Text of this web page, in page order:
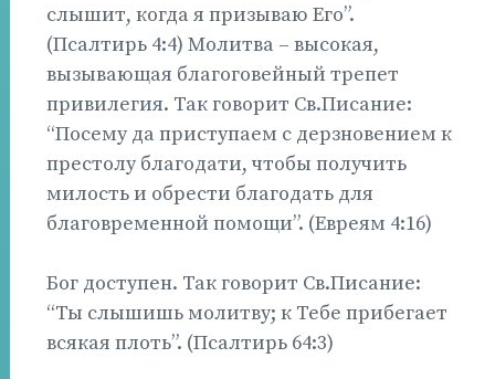
слышит, когда я призываю Его”.
(Псалтирь 4:4) Молитва – высокая,
вызывающая благоговейный трепет
привилегия. Так говорит Св.Писание:
“Посему да приступаем с дерзновением к
престолу благодати, чтобы получить
милость и обрести благодать для
благовременной помощи”. (Евреям 4:16)
Бог доступен. Так говорит Св.Писание:
“Ты слышишь молитву; к Тебе прибегает
всякая плоть”. (Псалтирь 64:3)